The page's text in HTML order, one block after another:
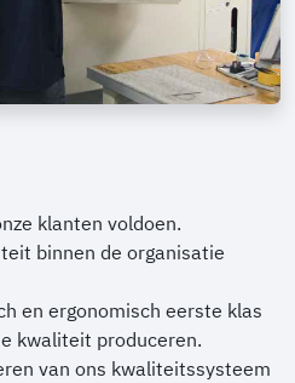
klanten voldoen.
binnen de organisatie
en ergonomisch eerste klas
kwaliteit produceren.
van ons kwaliteitssysteem